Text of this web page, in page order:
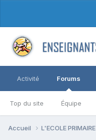
Activité Forums
Top du site Équipe
Accueil L'ECOLE PRIMAIRE